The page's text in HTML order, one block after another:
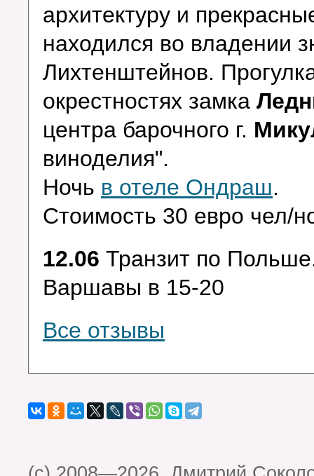
архитектуру и
находился во владении
Лихтенштейнов.
окрестностях замка
центра барочного г.
виноделия".
Ночь в отеле Ондраш.
Стоимость 30 евро чел/
12.06 Транзит по
Варшавы в 15-20
Все отзывы